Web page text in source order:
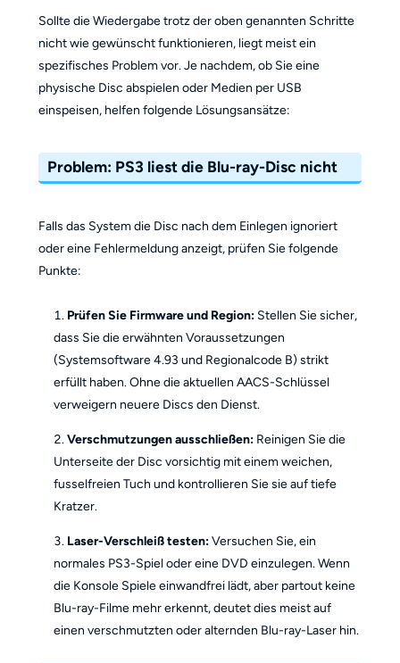
Sollte die Wiedergabe trotz der oben genannten Schritte
nicht wie gewünscht funktionieren, liegt meist ein
spezifisches Problem vor. Je nachdem, ob Sie eine
physische Disc abspielen oder Medien per USB
einspeisen, helfen folgende Lösungsansätze:
Problem: PS3 liest die Blu-ray-Disc nicht
Falls das System die Disc nach dem Einlegen ignoriert
oder eine Fehlermeldung anzeigt, prüfen Sie folgende
Punkte:
Prüfen Sie Firmware und Region: Stellen Sie sicher,
dass Sie die erwähnten Voraussetzungen
(Systemsoftware 4.93 und Regionalcode B) strikt
erfüllt haben. Ohne die aktuellen AACS-Schlüssel
verweigern neuere Discs den Dienst.
Verschmutzungen ausschließen: Reinigen Sie die
Unterseite der Disc vorsichtig mit einem weichen,
fusselfreien Tuch und kontrollieren Sie sie auf tiefe
Kratzer.
Laser-Verschleiß testen:Versuchen Sie, ein
normales PS3-Spiel oder eine DVD einzulegen. Wenn
die Konsole Spiele einwandfrei lädt, aber partout keine
Blu-ray-Filme mehr erkennt, deutet dies meist auf
einen verschmutzten oder alternden Blu-ray-Laser hin.